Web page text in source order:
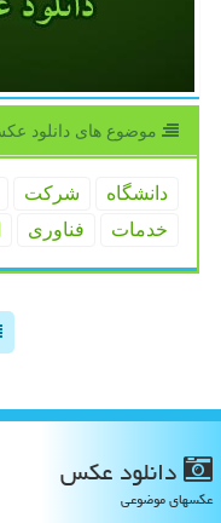
موضوع های دانلود
دانشگاه شركت
خدمات
فناوری
دانلود عكس
عکسهای موضوعی